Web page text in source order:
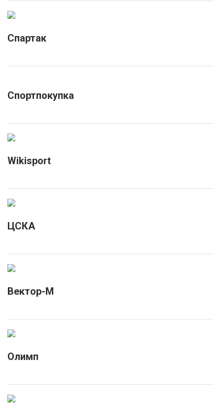
Спартак
Спортпокупка
Wikisport
ЦСКА
Вектор-М
Олимп